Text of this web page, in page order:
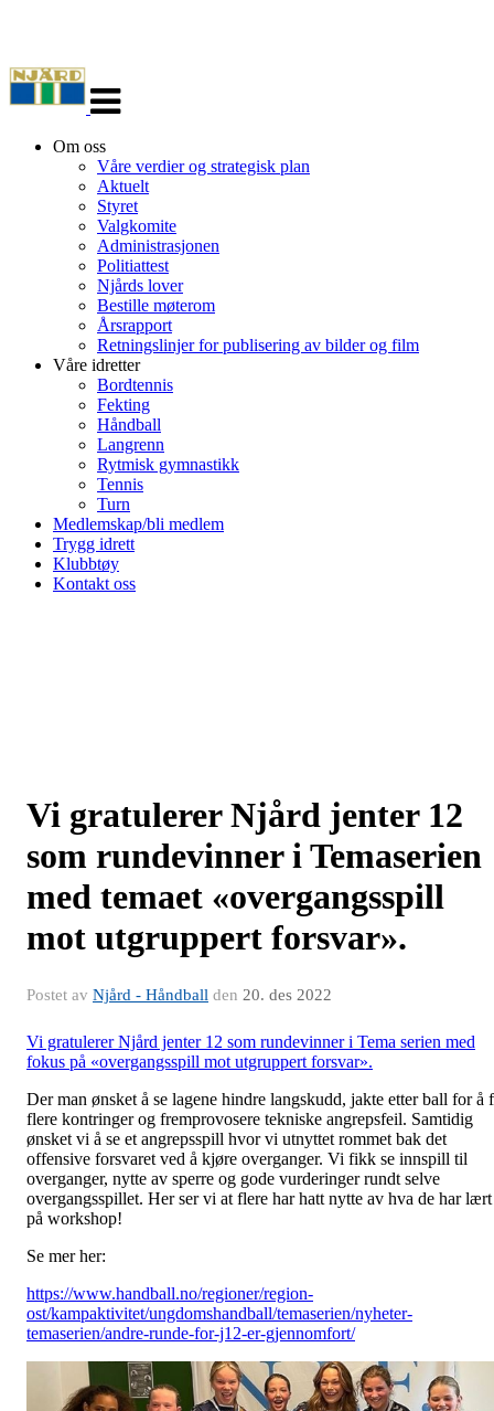
navigasjon
Om oss
Våre verdier og strategisk plan
Aktuelt
Styret
Valgkomite
Administrasjonen
Politiattest
Njårds lover
Bestille møterom
Årsrapport
Retningslinjer for publisering av bilder og film
Våre idretter
Bordtennis
Fekting
Håndball
Langrenn
Rytmisk gymnastikk
Tennis
Turn
Medlemskap/bli medlem
Trygg idrett
Klubbtøy
Kontakt oss
Vi gratulerer Njård jenter 12
som rundevinner i Temaserien
med temaet «overgangsspill
mot utgruppert forsvar».
Postet av Njård - Håndball den 20. des 2022
Vi gratulerer Njård jenter 12 som rundevinner i Tema serien med
fokus på «overgangsspill mot utgruppert forsvar».
Der man ønsket å se lagene hindre langskudd, jakte etter ball for å
flere kontringer og fremprovosere tekniske angrepsfeil. Samtidig
ønsket vi å se et angrepsspill hvor vi utnyttet rommet bak det
offensive forsvaret ved å kjøre overganger. Vi fikk se innspill til
overganger, nytte av sperre og gode vurderinger rundt selve
overgangsspillet. Her ser vi at flere har hatt nytte av hva de har lært
på workshop!
Se mer her:
https://www.handball.no/regioner/region-
ost/kampaktivitet/ungdomshandball/temaserien/nyheter-
temaserien/andre-runde-for-j12-er-gjennomfort/